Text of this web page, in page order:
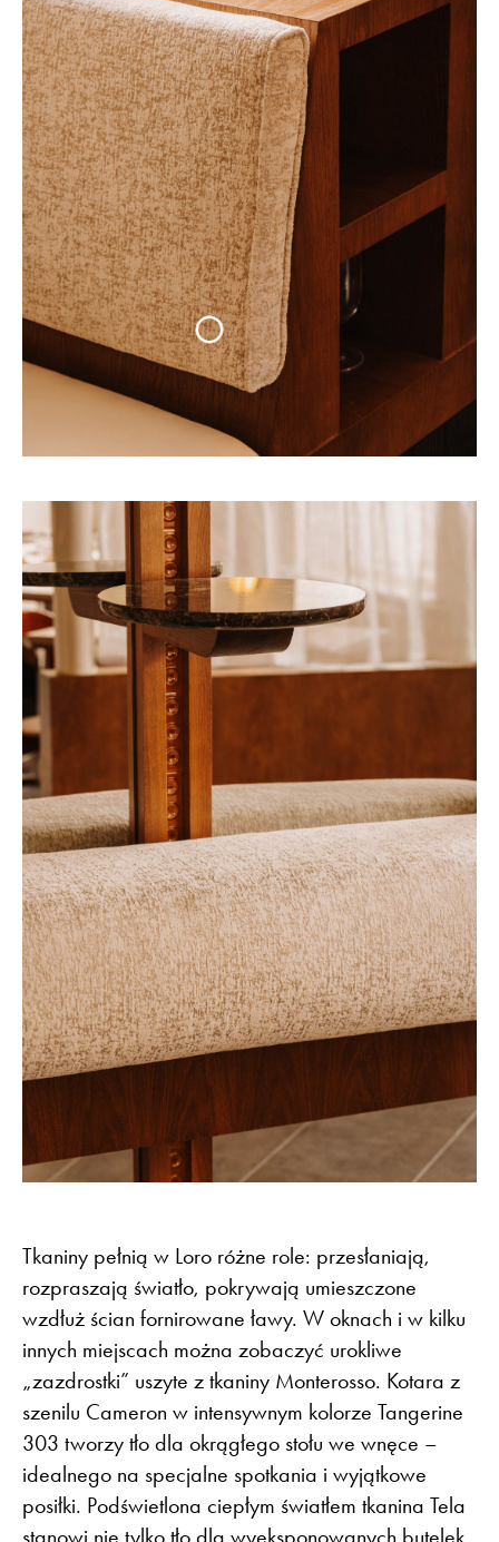
Tkaniny pełnią w Loro różne role: przesłaniają,
rozpraszają światło, pokrywają umieszczone
wzdłuż ścian fornirowane ławy. W oknach i w kilku
innych miejscach można zobaczyć urokliwe
„zazdrostki” uszyte z tkaniny Monterosso. Kotara z
szenilu Cameron w intensywnym kolorze Tangerine
303 tworzy tło dla okrągłego stołu we wnęce –
idealnego na specjalne spotkania i wyjątkowe
posiłki. Podświetlona ciepłym światłem tkanina Tela